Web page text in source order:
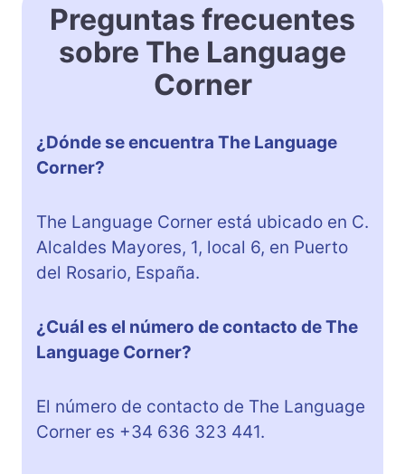
Preguntas frecuentes
sobre The Language
Corner
¿Dónde se encuentra The Language
Corner?
The Language Corner está ubicado en C.
Alcaldes Mayores, 1, local 6, en Puerto
del Rosario, España.
¿Cuál es el número de contacto de The
Language Corner?
El número de contacto de The Language
Corner es +34 636 323 441.